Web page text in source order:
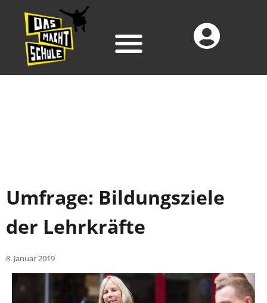
Umfrage: Bildungsziele
der Lehrkräfte
8. Januar 2019